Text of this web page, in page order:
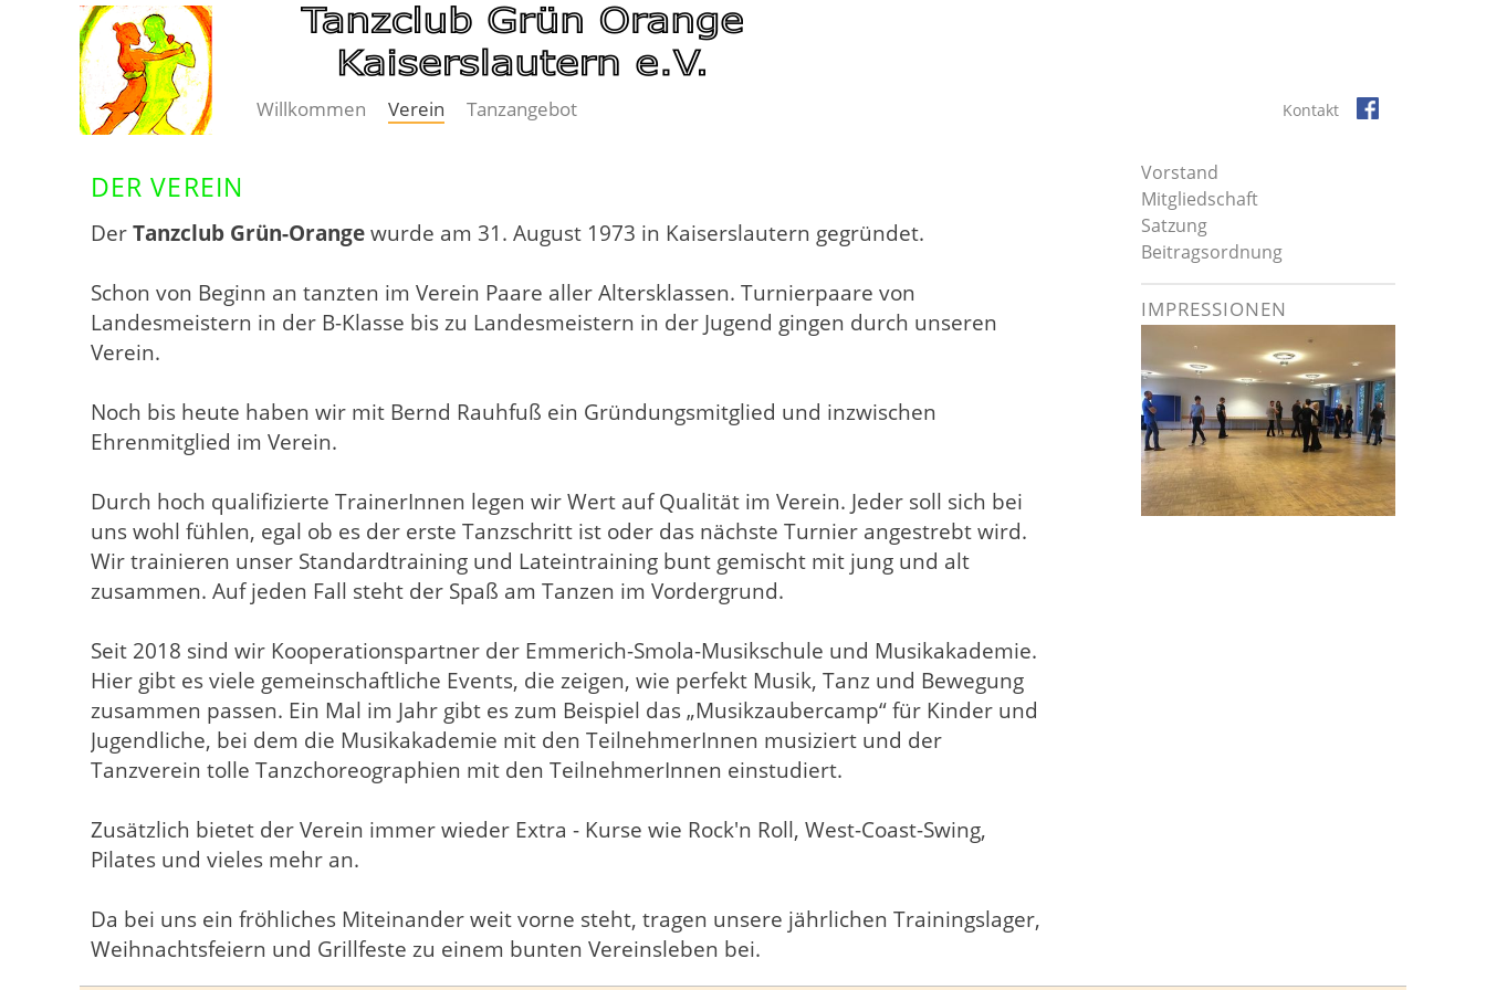
Navigation
Willkommen Verein Tanzangebot
Navigation
Kontakt
DER VEREIN
DerTanzclub Grün-Orangewurde am 31. August 1973 in Kaiserslautern gegründet.
Schon von Beginn an tanzten im Verein Paare aller Altersklassen. Turnierpaare von
Landesmeistern in der B-Klasse bis zu Landesmeistern in der Jugend gingen durch unseren
Verein.
Noch bis heute haben wir mit Bernd Rauhfuß ein Gründungsmitglied und inzwischen
Ehrenmitglied im Verein.
Durch hoch qualifizierte TrainerInnen legen wir Wert auf Qualität im Verein. Jeder soll sich bei
uns wohl fühlen, egal ob es der erste Tanzschritt ist oder das nächste Turnier angestrebt wird.
Wir trainieren unser Standardtraining und Lateintraining bunt gemischt mit jung und alt
zusammen. Auf jeden Fall steht der Spaß am Tanzen im Vordergrund.
Seit 2018 sind wir Kooperationspartner der Emmerich-Smola-Musikschule und Musikakademie.
Hier gibt es viele gemeinschaftliche Events, die zeigen, wie perfekt Musik, Tanz und Bewegung
zusammen passen. Ein Mal im Jahr gibt es zum Beispiel das „Musikzaubercamp“ für Kinder und
Jugendliche, bei dem die Musikakademie mit den TeilnehmerInnen musiziert und der
Tanzverein tolle Tanzchoreographien mit den TeilnehmerInnen einstudiert.
Zusätzlich bietet der Verein immer wieder Extra - Kurse wie Rock'n Roll, West-Coast-Swing,
Pilates und vieles mehr an.
Da bei uns ein fröhliches Miteinander weit vorne steht, tragen unsere jährlichen Trainingslager,
Weihnachtsfeiern und Grillfeste zu einem bunten Vereinsleben bei.
Navigation
überspringen
Vorstand
Mitgliedschaft
Satzung
Beitragsordnung
IMPRESSIONEN